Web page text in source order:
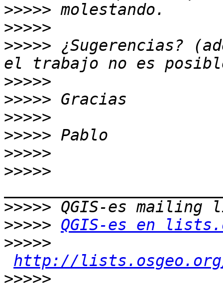
>>>>>
>>>>>
>>>>> ¿Sugerencias?
>>>>>
>>>>>
>>>>>
>>>>>
>>>>>
>>>>>
>>>>>
>>>>> QGIS-es en
>>>>>
http://
>>>>>